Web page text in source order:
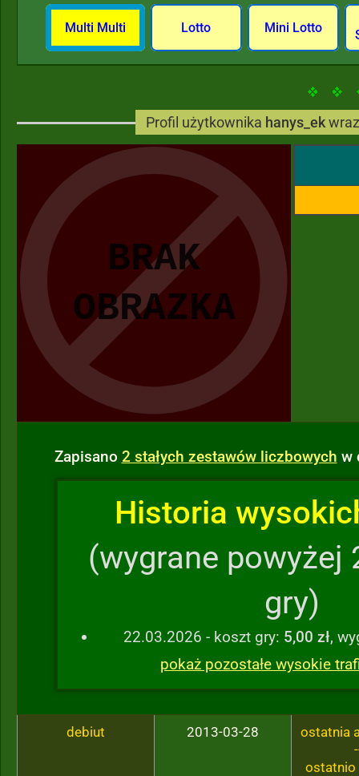
Multi Multi Lotto Mini Lotto
Profil użytkownika hanys_ek
Zapisano 2 stałych zestawów liczbowych w
Historia
(wygrane powyżej
gry)
22.03.2026 - koszt gry: 5,00 zł,
pokaż pozostałe wysokie
debiut 2013-03-28
ostatnia
ostatnio